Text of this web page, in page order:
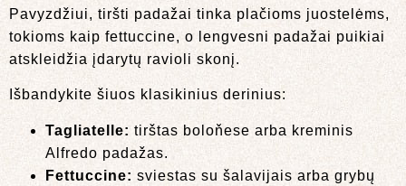
Pavyzdžiui, tiršti padažai tinka plačioms juostelėms,
tokioms kaip fettuccine, o lengvesni padažai puikiai
atskleidžia įdarytų ravioli skonį.
Išbandykite šiuos klasikinius derinius:
Tagliatelle: tirštas boloňese arba kreminis
Alfredo padažas.
Fettuccine: sviestas su šalavijais arba grybų